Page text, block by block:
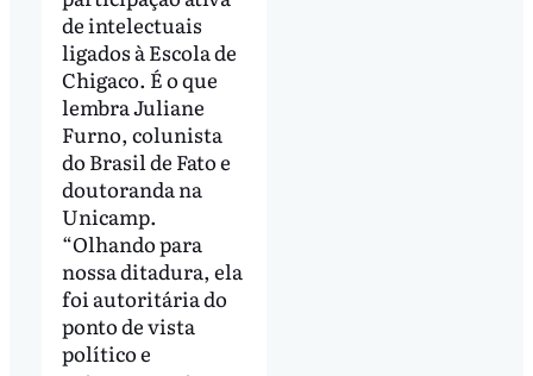
de intelectuais
ligados à Escola de
Chigaco. É o que
lembra Juliane
Furno, colunista
do Brasil de Fato e
doutoranda na
Unicamp.
“Olhando para
nossa ditadura, ela
foi autoritária do
ponto de vista
político e